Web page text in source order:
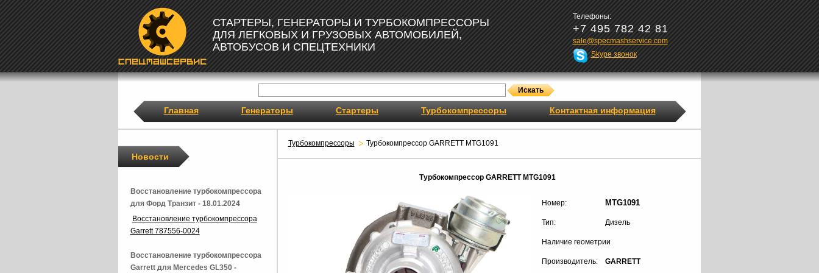
СТАРТЕРЫ, ГЕНЕРАТОРЫ И ТУРБОКОМПРЕССОРЫ
ДЛЯ ЛЕГКОВЫХ И ГРУЗОВЫХ АВТОМОБИЛЕЙ,
АВТОБУСОВ И СПЕЦТЕХНИКИ
Телефоны:
+7 495 782 42 81
sale@specmashservice.com
Skype звонок
Главная Генераторы Стартеры Турбокомпрессоры Контактная информация
Турбокомпрессоры Турбокомпрессор GARRETT MTG1091
Турбокомпрессор GARRETT MTG1091
Номер: MTG1091
Тип: Дизель
Наличие геометрии
Производитель: GARRETT
Новости
Восстановление турбокомпрессора
для Форд Транзит - 18.01.2024
Восстановление турбокомпрессора
Garrett 787556-0024
Восстановление турбокомпрессора
Garrett для Mercedes GL350 -